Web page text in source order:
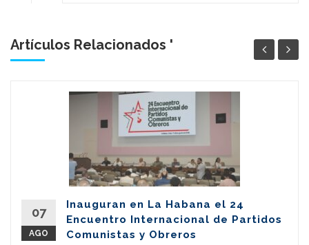
Artículos Relacionados '
07
AGO
Inauguran en La Habana el 24
Encuentro Internacional de Partidos
Comunistas y Obreros